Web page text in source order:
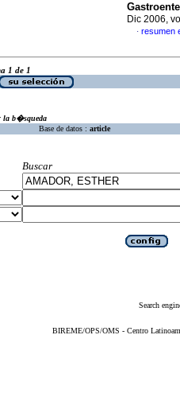
Dic 2006,
· resumen
1 de 1
la b�squeda
Base de datos : article
Buscar
Search
BIREME/OPS/OMS - Centro